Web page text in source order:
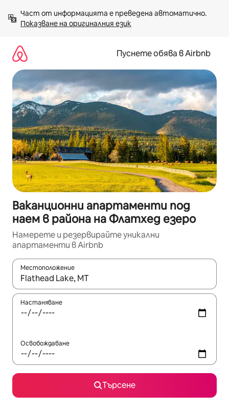
към
съдържанието
Показване на оригиналния език
Пуснете обява в Airbnb
Ваканционни апартаменти под
наем в района на Флатхед езеро
Намерете и резервирайте уникални
апартаменти в Airbnb
Местоположение
Когато резултатите се покажат, използвайте
Настаняване
Освобождаване
Търсене